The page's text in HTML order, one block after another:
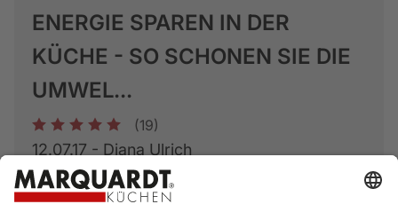
ENERGIE SPAREN IN DER
KÜCHE - SO SCHONEN SIE DIE
UMWEL...
1 2 3 4 5 (19)
12.07.17 - Diana Ulrich
Ressourcen sparen ist das Stichwort und
damit sind nicht nur Strom, Wasser und Holz